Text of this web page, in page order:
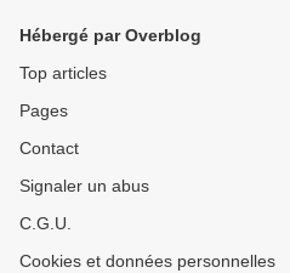
Hébergé par Overblog
Top articles
Pages
Contact
Signaler un abus
C.G.U.
Cookies et données personnelles